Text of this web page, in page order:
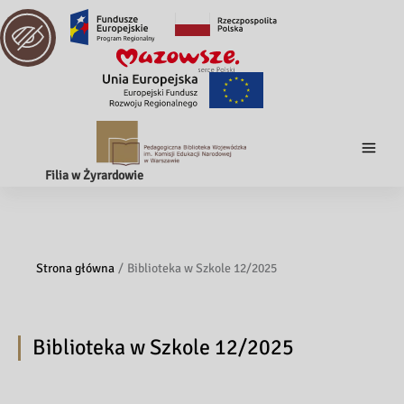
Filia w Żyrardowie
Strona główna Biblioteka w Szkole 12/2025
Biblioteka w Szkole 12/2025